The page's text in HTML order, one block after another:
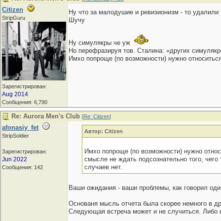
Citizen
StripGuru
Зарегистрирован:
Aug 2014
Сообщения: 6,790
Ну что за малодушие и ревизионизм - то
Шучу
Ну симулякры че уж
Но перефразируя тов. Сталина: «других
Имхо попроще (по возможности) нужно
Re: Aurora Men's Club [Re: Citizen]
afonasiy_fet
StripSoldier
Зарегистрирован:
Jun 2022
Сообщения: 142
Автор: Citizen
Имхо попроще (по возможности) нужно
смысле не ждать подсознательно того,
случаев нет.
Ваши ожидания - ваши проблемы, как говорил
Основаня мысль отчета была скорее немного в
Следующая встреча может и не случиться. Либо